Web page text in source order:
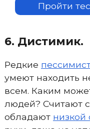
Пройти
6. Дистимик.
Редкие
умеют находить
всем. Каким
людей? Считают
обладают низкой